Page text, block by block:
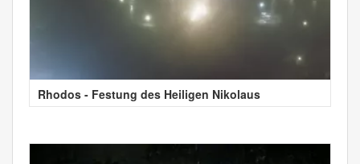
Rhodos - Festung des Heiligen Nikolaus